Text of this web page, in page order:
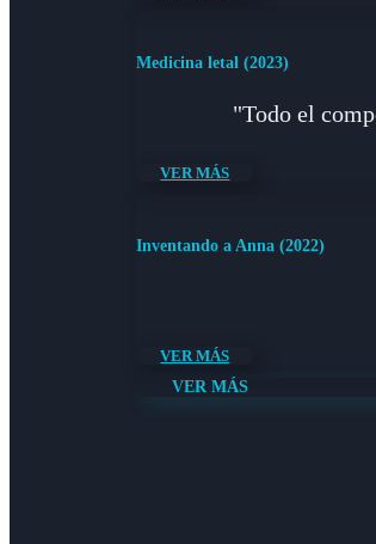
Medicina letal (2023)
"Todo el
VER MÁS
Inventando a Anna (2022)
VER MÁS
VER MÁS